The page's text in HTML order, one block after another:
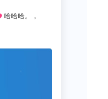
位23333